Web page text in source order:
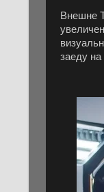
Внешне
заеду на